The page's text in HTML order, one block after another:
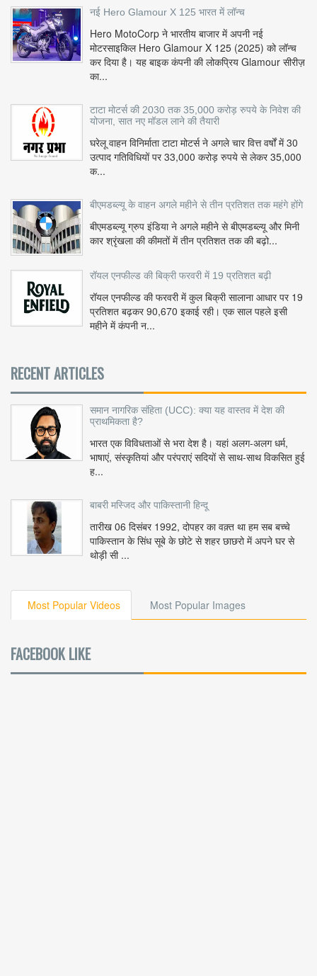
नई Hero Glamour X 125 भारत में लॉन्च
Hero MotoCorp ने भारतीय बाजार में अपनी नई
मोटरसाइकिल Hero Glamour X 125 (2025) को लॉन्च
कर दिया है। यह बाइक कंपनी की लोकप्रिय Glamour सीरीज़
का...
टाटा मोटर्स की 2030 तक 35,000 करोड़ रुपये के निवेश की
योजना, सात नए मॉडल लाने की तैयारी
घरेलू वाहन विनिर्माता टाटा मोटर्स ने अगले चार वित्त वर्षों में 30
उत्पाद गतिविधियों पर 33,000 करोड़ रुपये से लेकर 35,000
क...
बीएमडब्ल्यू के वाहन अगले महीने से तीन प्रतिशत तक महंगे होंगे
बीएमडब्ल्यू ग्रुप इंडिया ने अगले महीने से बीएमडब्ल्यू और मिनी
कार श्रृंखला की कीमतों में तीन प्रतिशत तक की बढ़ो...
रॉयल एनफील्ड की बिक्री फरवरी में 19 प्रतिशत बढ़ी
रॉयल एनफील्ड की फरवरी में कुल बिक्री सालाना आधार पर 19
प्रतिशत बढ़कर 90,670 इकाई रही। एक साल पहले इसी
महीने में कंपनी न...
RECENT ARTICLES
समान नागरिक संहिता (UCC): क्या यह वास्तव में देश की
प्राथमिकता है?
भारत एक विविधताओं से भरा देश है। यहां अलग-अलग धर्म,
भाषाएं, संस्कृतियां और परंपराएं सदियों से साथ-साथ विकसित हुई
ह...
बाबरी मस्जिद और पाकिस्तानी हिन्दू
तारीख 06 दिसंबर 1992, दोपहर का वक़्त था हम सब बच्चे
पाकिस्तान के सिंध सूबे के छोटे से शहर छाछरो में अपने घर से
थोड़ी सी ...
Most Popular Videos Most Popular Images
FACEBOOK LIKE